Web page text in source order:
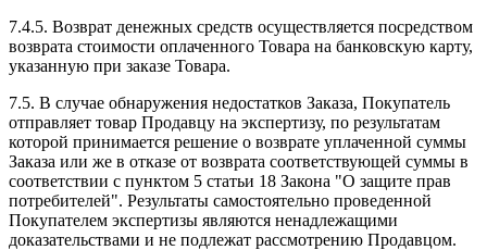
7.4.5. Возврат денежных средств осуществляется посредством
возврата стоимости оплаченного Товара на банковскую карту,
указанную при заказе Товара.
7.5. В случае обнаружения недостатков Заказа, Покупатель
отправляет товар Продавцу на экспертизу, по результатам
которой принимается решение о возврате уплаченной суммы
Заказа или же в отказе от возврата соответствующей суммы в
соответствии с пунктом 5 статьи 18 Закона "О защите прав
потребителей". Результаты самостоятельно проведенной
Покупателем экспертизы являются ненадлежащими
доказательствами и не подлежат рассмотрению Продавцом.